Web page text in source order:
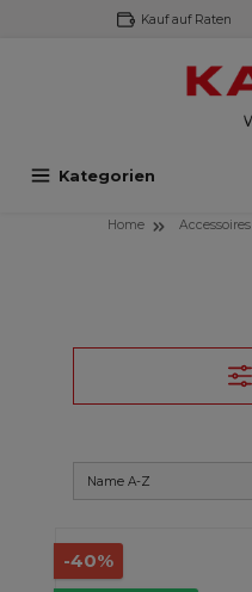
springen Kauf auf Raten
Kategorien
Home Accessoires
-40%